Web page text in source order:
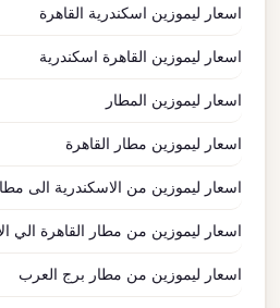
اسعار ليموزين اسكندرية القاهرة
اسعار ليموزين القاهرة اسكندرية
اسعار ليموزين المطار
اسعار ليموزين مطار القاهرة
اسعار ليموزين من الاسكندرية الى مطار
اسعار ليموزين من مطار القاهرة الي
اسعار ليموزين من مطار برج العرب